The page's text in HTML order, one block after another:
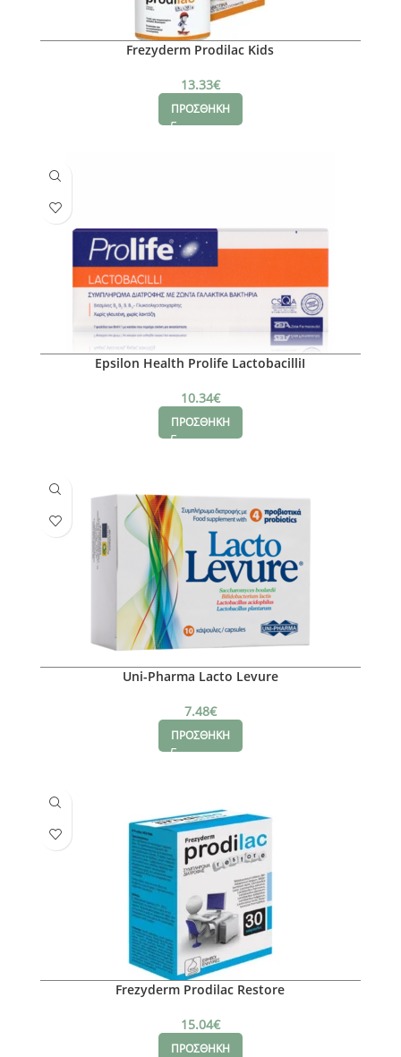
Frezyderm Prodilac Kids
13.33€
ΠΡΟΣΘΗΚΗ
Epsilon Health Prolife LactobacilliI
10.34€
ΠΡΟΣΘΗΚΗ
Uni-Pharma Lacto Levure
7.48€
ΠΡΟΣΘΗΚΗ
Frezyderm Prodilac Restore
15.04€
ΠΡΟΣΘΗΚΗ